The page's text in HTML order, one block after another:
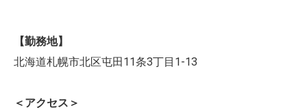
【勤務地】
北海道札幌市北区屯田11条3丁目1-13
＜アクセス＞